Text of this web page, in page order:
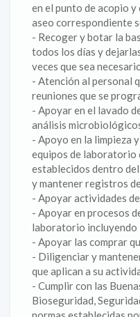
en el punto de acopio
aseo correspondiente
- Recoger y botar la
todos los días y
veces que sea
- Atención al personal
reuniones que se
- Apoyar en el lavado
análisis
- Apoyo en la limpieza
equipos de laboratorio
establecidos dentro
y mantener registros
- Apoyar actividades
- Apoyar en procesos
laboratorio incluyendo
- Apoyar las comprar
- Diligenciar y
que aplican a su
- Cumplir con las
Bioseguridad,